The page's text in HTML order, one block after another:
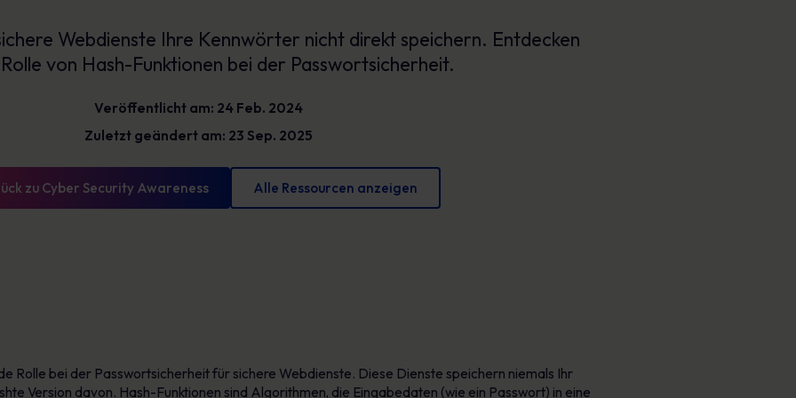
vorweisen können
Definitionen zur Cybersicherheit, die Sie kennen
sollten
Fesselndes Bildmaterial, das jeden Tag sicheres
Verhalten fördert.
Webdienste Ihre Kennwörter nicht direkt speichern. Entdecken
von Hash-Funktionen bei der Passwortsicherheit.
Veröffentlicht am: 24 Feb. 2024
Zuletzt geändert am: 23 Sep. 2025
zu Cyber Security Awareness Alle Ressourcen anzeigen
Rolle bei der Passwortsicherheit für sichere Webdienste. Diese Dienste speichern niemals Ihr
Version davon. Hash-Funktionen sind Algorithmen, die Eingabedaten (wie ein Passwort) in eine